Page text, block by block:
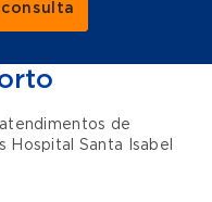
de
Hospital Santa Isabel